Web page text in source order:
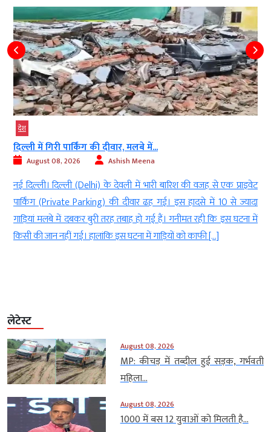
देश
दिल्ली में गिरी पार्किंग की दीवार, मलबे में...
August 08, 2026 Ashish Meena
नई दिल्ली। दिल्ली (Delhi) के देवली में भारी बारिश की वजह से एक प्राइवेट
पार्किंग (Private Parking) की दीवार ढह गई। इस हादसे में 10 से ज्यादा
गाड़ियां मलबे में दबकर बुरी तरह तबाह हो गई हैं। गनीमत रही कि इस घटना में
किसी की जान नहीं गई। हालांकि इस घटना में गाड़ियों को काफी […]
लेटेस्ट
August 08, 2026
MP: कीचड़ में तब्दील हुई सड़क, गर्भवती
महिला...
August 08, 2026
1000 में बस 12 युवाओं को मिलती है...